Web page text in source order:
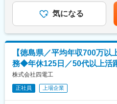
りもございます。エンジニア主
た、各専門ごとの技術研修か
ラスのグループ研修体制を整え
ニア：延べ6,762名」など、他
研修を受けることができます
（製造業平均約11％）」「勤
名」という実績に表れています
変更の範囲：会社の定める業務
＜具体的には＞
・工事施工管理: 工事がスムー
（工事の内容の説明／プレゼ
・見積書作成: マンション不具
関する見積書の作成を担当しま
・長期修繕計画表作成: 修繕工
修繕計画を作成します。
・設備点検の確認: 関係業者に
事の必要性を検討します。
か月分）■モデル年収：680万
円）558万円／32歳・入社2年
でも目安の金額であり、選考を
す。月給(月額)は固定手当を含
気になる
【徳島県／平均年収700万
務◆年休125日／50代以上活
株式会社四電工
正社員 上場企業